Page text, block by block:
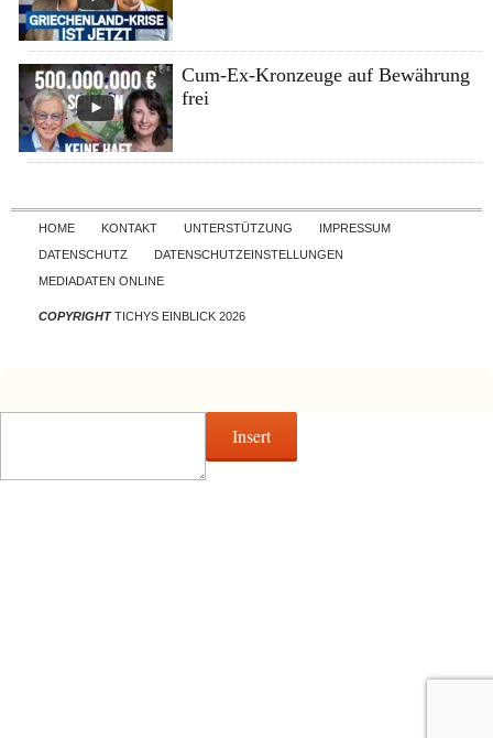
Cum-Ex-Kronzeuge auf Bewährung
frei
Skip to content
HOME KONTAKT UNTERSTÜTZUNG
IMPRESSUM
DATENSCHUTZ
DATENSCHUTZEINSTELLUNGEN
MEDIADATEN ONLINE
COPYRIGHTTICHYS EINBLICK 2026
Insert